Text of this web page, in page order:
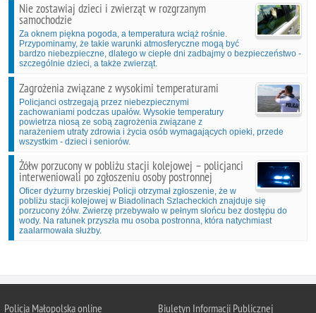
Nie zostawiaj dzieci i zwierząt w rozgrzanym
samochodzie
Za oknem piękna pogoda, a temperatura wciąż rośnie.
Przypominamy, że takie warunki atmosferyczne mogą być
bardzo niebezpieczne, dlatego w ciepłe dni zadbajmy o bezpieczeństwo -
szczególnie dzieci, a także zwierząt.
Zagrożenia związane z wysokimi temperaturami
Policjanci ostrzegają przez niebezpiecznymi
zachowaniami podczas upałów. Wysokie temperatury
powietrza niosą ze sobą zagrożenia związane z
narażeniem utraty zdrowia i życia osób wymagających opieki, przede
wszystkim - dzieci i seniorów.
Żółw porzucony w pobliżu stacji kolejowej – policjanci
interweniowali po zgłoszeniu osoby postronnej
Oficer dyżurny brzeskiej Policji otrzymał zgłoszenie, że w
pobliżu stacji kolejowej w Biadolinach Szlacheckich znajduje się
porzucony żółw. Zwierzę przebywało w pełnym słońcu bez dostępu do
wody. Na ratunek przyszła mu osoba postronna, która natychmiast
zaalarmowała służby.
Policja Małopolska online Biuletyn Informacji Publicznej